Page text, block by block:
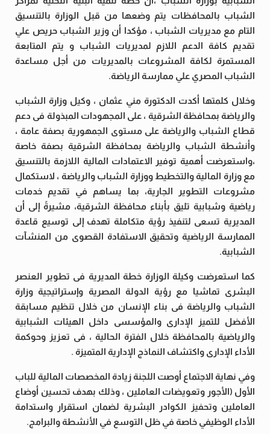
الشباب بالمحافظات يتم وضعها من قبل الوزارة بالتنسيق
التام مع مديريات الشباب ، مؤكدا أن وزير الشباب حريص علي
تقديم كافة الدعم اللازم لمديريات الشباب و يتم المتابعة
المستمرة لكافة المشروعات بالمديريات من أجل مساعدة
الشباب المصري علي ممارسة الرياضة.
وخلال كلمتها أكدت الدكتورة مني عثمان ، وكيل وزارة الشباب
والرياضة بمحافظة الشرقية ، على المجهودات المبذولة فى دعم
قطاع الشباب والرياضة على مستوى الجمهورية بصفة عامة ،
وأنشطة الشباب والرياضة بمحافظة الشرقية بصفة خاصة
،واستعرضت أهمية توفير الاعتمادات المالية اللازمة بالتنسيق
مع وزارة المالية والتخطيط ووزارة الشباب والرياضة ، لاستكمال
مشروعات التطوير الجارية، بما يساهم في تقديم خدمات
رياضية وشبابية تليق بأبناء محافظة الشرقية، مشيرةً إلى أن
المديرية تسعى لتنفيذ رؤية متكاملة تهدف إلى توسيع قاعدة
الممارسة الرياضية وتحقيق الاستفادة القصوى من المنشآت
الشبابية.
كما استعرضت وكيلة الوزارة خطة المديرية فى تطوير العنصر
البشرى تماشيا مع رؤية الدولة المصرية وإستراتيجية وزارة
الشباب والرياضة فى بناء الإنسان من خلال تنظيم مسابقة
الأفضل للتميز الإدارى والمؤسسى داخل الهيئات الشبابية
والرياضية بالمحافظة خلال الفترة الحالية ، فى تعزيز وحوكمة
الأداء الإدارى واكتشاف النماذج الإدارية المتميزة .
وفي نهاية الاجتماع أوصت اللجنة زيادة المخصصات المالية للباب
الأول (الأجور وتعويضات العاملين ، وذلك بهدف تحسين أوضاع
العاملين وتحفيز الكوادر البشرية لضمان استقرار واستدامة
الأداء الوظيفي خاصة في ظل التوسع في الأنشطة والبرامج.